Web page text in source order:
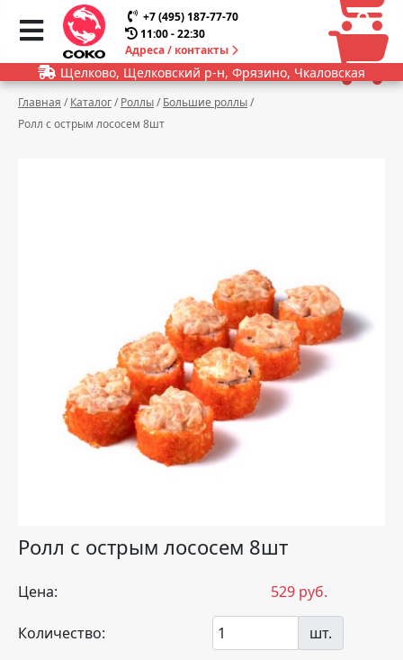
+7 (495) 187-77-70
11:00 - 22:30
Адреса / контакты
0
0
Щелково, Щелковский р-н, Фрязино, Чкаловская
Главная / Каталог/ Роллы/ Большие роллы/
Ролл с острым лососем 8шт
Ролл с острым лососем 8шт
Цена: 529руб.
Количество:
шт.